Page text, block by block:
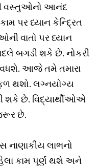
વસ્તુઓનો આનંદ
પર ધ્યાન કેન્દ્રિત
વાતો પર ધ્યાન
બગડી શકે છે. નોકરી
આજે તમે તમારા
થશો. લગ્નયોગ્ય
શકે છે. વિદ્યાર્થીઓએ
છે.
નાણાકીય લાભનો
કામ પૂર્ણ થશે અને